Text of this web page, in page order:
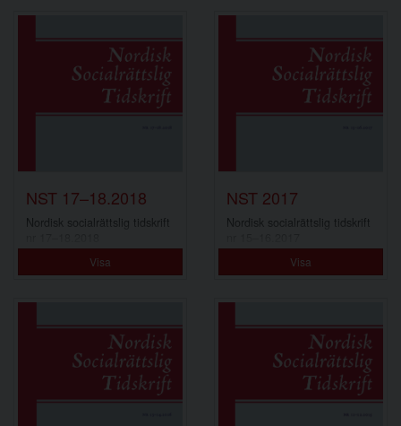
NST 17–18.2018
Nordisk socialrättslig tidskrift
Visa
NST 2017
Nordisk socialrättslig tidskrift
Visa